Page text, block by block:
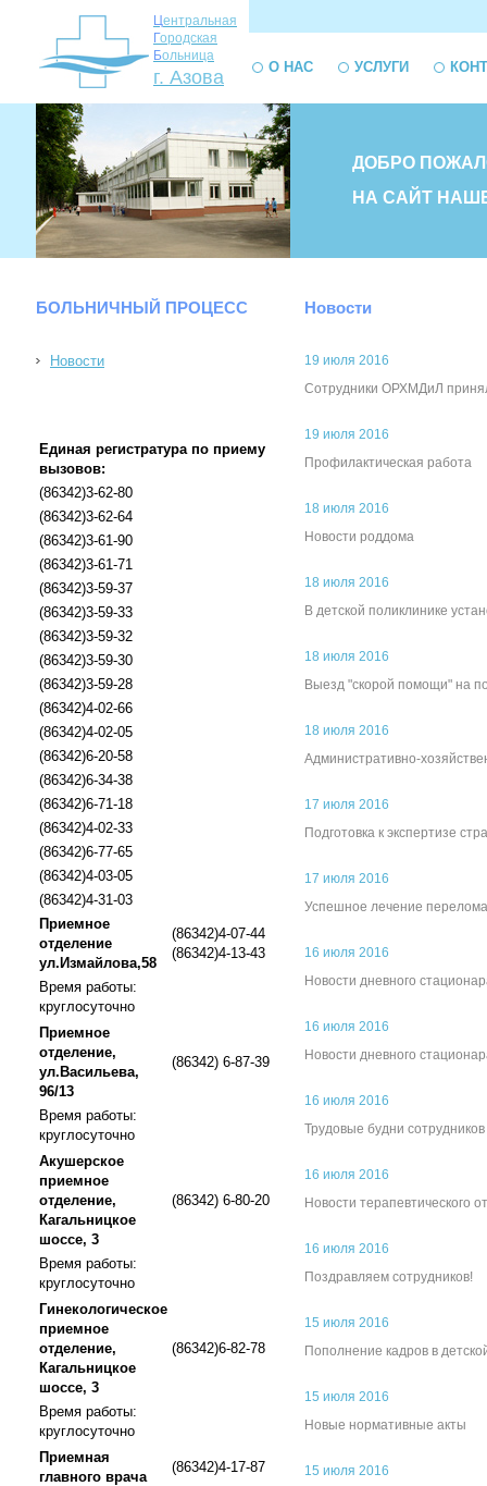
Центральная
Городская
Больница
г. Азова О НАС УСЛУГИ
ДОБРО
НА САЙТ
БОЛЬНИЧНЫЙ ПРОЦЕСС
Новости
Единая регистратура по приему
вызовов:
(86342)3-62-80
(86342)3-62-64
(86342)3-61-90
(86342)3-61-71
(86342)3-59-37
(86342)3-59-33
(86342)3-59-32
(86342)3-59-30
(86342)3-59-28
(86342)4-02-66
(86342)4-02-05
(86342)6-20-58
(86342)6-34-38
(86342)6-71-18
(86342)4-02-33
(86342)6-77-65
(86342)4-03-05
(86342)4-31-03
Приемное
отделение
ул.Измайлова,58
(86342)4-07-44
(86342)4-13-43
Время работы:
круглосуточно
Приемное
отделение,
ул.Васильева,
96/13
(86342) 6-87-39
Время работы:
круглосуточно
Акушерское
приемное
отделение,
Кагальницкое
шоссе, 3
(86342) 6-80-20
Время работы:
круглосуточно
Гинекологическое
приемное
отделение,
Кагальницкое
шоссе, 3
(86342)6-82-78
Время работы:
круглосуточно
Приемная
главного врача
(86342)4-17-87
Новости
19 июля 2016
Сотрудники ОРХМДиЛ
19 июля 2016
Профилактическая работа
18 июля 2016
Новости роддома
18 июля 2016
В детской поликлинике
18 июля 2016
Выезд "скорой помощи" на
18 июля 2016
Административно-
17 июля 2016
Подготовка к экспертизе
17 июля 2016
Успешное лечение
16 июля 2016
Новости дневного
16 июля 2016
Новости дневного
16 июля 2016
Трудовые будни
16 июля 2016
Новости терапевтического
16 июля 2016
Поздравляем сотрудников!
15 июля 2016
Пополнение кадров в
15 июля 2016
Новые нормативные акты
15 июля 2016